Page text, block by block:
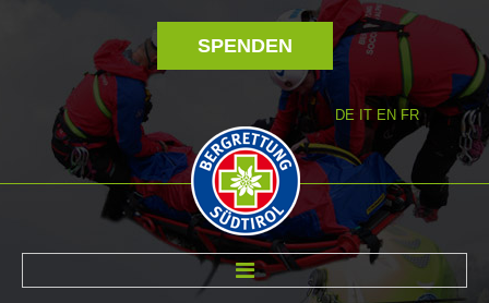
SPENDEN
DE IT EN FR